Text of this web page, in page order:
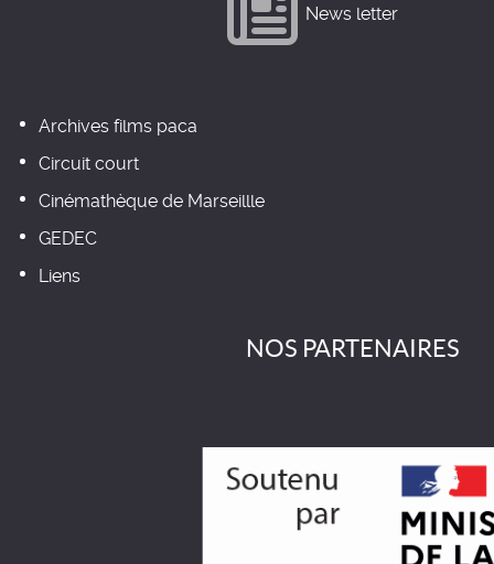
News letter
Archives films paca
Circuit court
Cinémathèque de Marseillle
GEDEC
Liens
NOS PARTENAIRES